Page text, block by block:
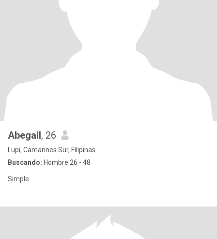
Abegail, 26
Lupi, Camarines Sur, Filipinas
Buscando: Hombre 26 - 48
Simple